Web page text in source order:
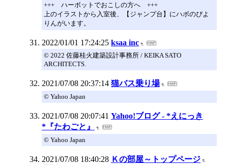
+++ ハーボットでおこしの方へ +++
上のイラストから入室後、【ジャンプ台】にハボのぴよ
りんがいます。
2022/01/01 17:24:25 ksaa inc
© 2022 佐藤桂火建築設計事務所 / KEIKA SATO
ARCHITECTS.
2021/07/08 20:37:14 猫バス乗り場
© Yahoo Japan
2021/07/08 20:07:41 Yahoo!ブログ - *えにっき
*『たわごと』
© Yahoo Japan
2021/07/08 18:40:28 Ｋの部屋～トップページ